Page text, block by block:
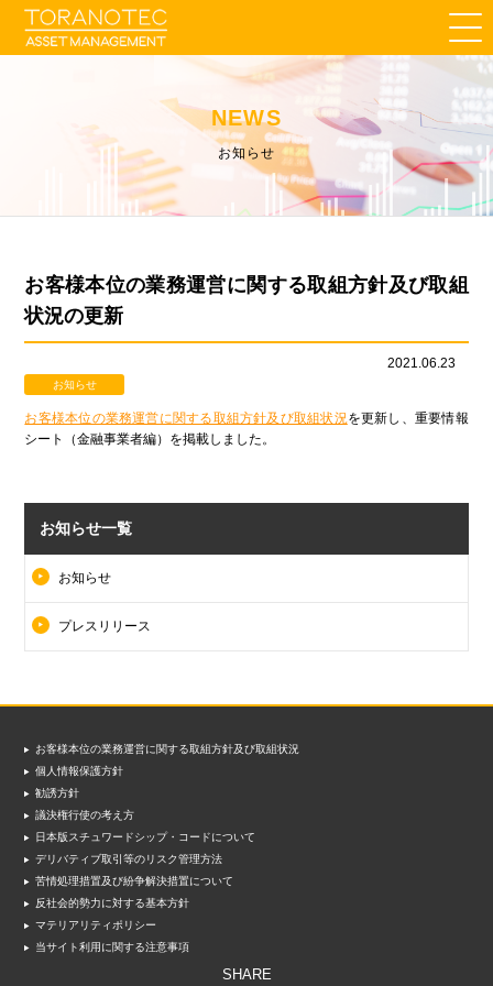
NEWS
お知らせ
お客様本位の業務運営に関する取組方針及び取組
状況の更新
2021.06.23
お知らせ
お客様本位の業務運営に関する取組方針及び取組状況を更新し、重要情報
シート（金融事業者編）を掲載しました。
お知らせ一覧
お知らせ
プレスリリース
お客様本位の業務運営に関する取組方針及び取組状況
個人情報保護方針
勧誘方針
議決権行使の考え方
日本版スチュワードシップ・コードについて
デリバティブ取引等のリスク管理方法
苦情処理措置及び紛争解決措置について
反社会的勢力に対する基本方針
マテリアリティポリシー
当サイト利用に関する注意事項
SHARE